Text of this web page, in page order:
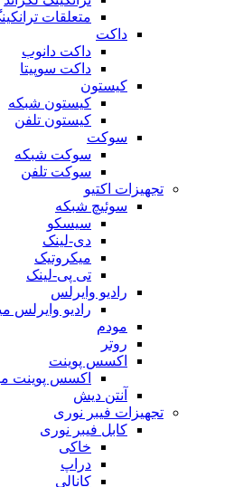
متعلقات
داکت
داکت دانوب
داکت سوپیتا
کیستون
کیستون شبکه
کیستون تلفن
سوکت
سوکت شبکه
سوکت تلفن
تجهیزات اکتیو
سوئیچ شبکه
سیسکو
دی-لینک
میکروتیک
تی پی-لینک
رادیو وایرلس
رادیو وایرلس
مودم
روتر
اکسس پوینت
اکسس پوینت
آنتن دیش
تجهیزات فیبر نوری
کابل فیبر نوری
خاکی
دراپ
کانالی